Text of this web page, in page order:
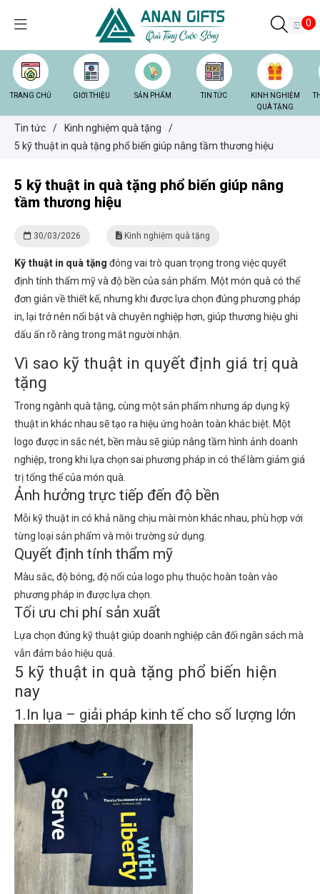
0
TRANG CHỦ GIỚI THIỆU SẢN PHẨM TIN TỨC
KINH NGHIỆM
QUÀ TẶNG
Tin tức / Kinh nghiệm quà tặng
/
5 kỹ thuật in quà tặng phổ biến giúp nâng tầm thương hiệu
5 kỹ thuật in quà tặng phổ biến giúp nâng
tầm thương hiệu
30/03/2026 Kinh nghiệm quà tặng
Kỹ thuật in quà tặng đóng vai trò quan trọng trong việc quyết
định tính thẩm mỹ và độ bền của sản phẩm. Một món quà có thể
đơn giản về thiết kế, nhưng khi được lựa chọn đúng phương pháp
in, lại trở nên nổi bật và chuyên nghiệp hơn, giúp thương hiệu ghi
dấu ấn rõ ràng trong mắt người nhận.
Vì sao kỹ thuật in quyết định giá trị quà
tặng
Trong ngành quà tặng, cùng một sản phẩm nhưng áp dụng kỹ
thuật in khác nhau sẽ tạo ra hiệu ứng hoàn toàn khác biệt. Một
logo được in sắc nét, bền màu sẽ giúp nâng tầm hình ảnh doanh
nghiệp, trong khi lựa chọn sai phương pháp in có thể làm giảm giá
trị tổng thể của món quà.
Ảnh hưởng trực tiếp đến độ bền
Mỗi kỹ thuật in có khả năng chịu mài mòn khác nhau, phù hợp với
từng loại sản phẩm và môi trường sử dụng.
Quyết định tính thẩm mỹ
Màu sắc, độ bóng, độ nổi của logo phụ thuộc hoàn toàn vào
phương pháp in được lựa chọn.
Tối ưu chi phí sản xuất
Lựa chọn đúng kỹ thuật giúp doanh nghiệp cân đối ngân sách mà
vẫn đảm bảo hiệu quả.
5 kỹ thuật in quà tặng phổ biến hiện
nay
1.In lụa – giải pháp kinh tế cho số lượng lớn